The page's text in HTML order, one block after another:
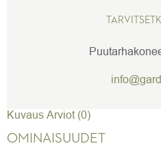
Kuvaus Arviot (0)
OMINAISUUDET